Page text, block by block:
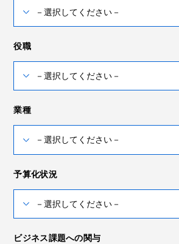
役職
業種
予算化状況
ビジネス課題への関与